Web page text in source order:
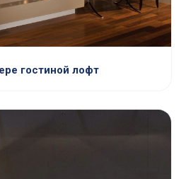
гостиной лофт